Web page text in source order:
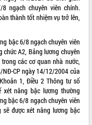
ngạch chuyên viên chính.
thành tốt nhiệm vụ trở lên,
bậc 6/8 ngạch chuyên viên
A2, Bảng lương chuyên
các cơ quan nhà nước,
NĐ-CPngày 14/12/2004 của
1, Điều 2 Thông tư số
xét nâng bậc lương thường
bậc 6/8 ngạch chuyên viên
được xét nâng lương bậc